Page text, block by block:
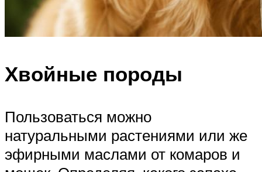
Хвойные породы
Пользоваться можно
натуральными растениями или же
эфирными маслами от комаров и